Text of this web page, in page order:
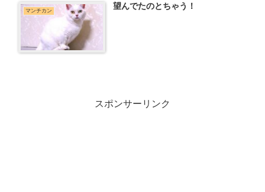
マンチカン 望んでたのとちゃう！
スポンサーリンク